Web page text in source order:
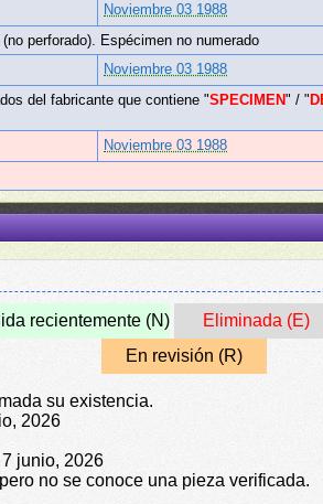
Noviembre 03 1988
perforado). Espécimen no numerado
Noviembre 03 1988
del fabricante que contiene "SPECIMEN" / "
Noviembre 03 1988
recientemente (N) Eliminada (E)
En revisión (R)
su existencia.
2026
junio, 2026
no se conoce una pieza verificada.